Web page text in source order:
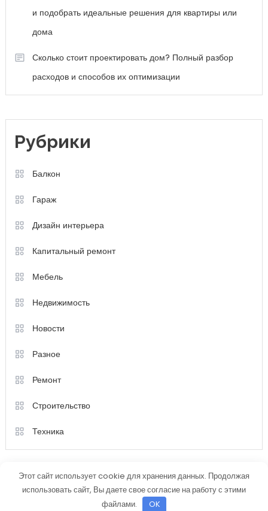
и подобрать идеальные решения для квартиры или
дома
Сколько стоит проектировать дом? Полный разбор
расходов и способов их оптимизации
Рубрики
Балкон
Гараж
Дизайн интерьера
Капитальный ремонт
Мебель
Недвижимость
Новости
Разное
Ремонт
Строительство
Техника
Тема: Color Magazine от
Этот сайт использует cookie для хранения данных. Продолжая
использовать сайт, Вы даете свое согласие на работу с этими
файлами.
OK